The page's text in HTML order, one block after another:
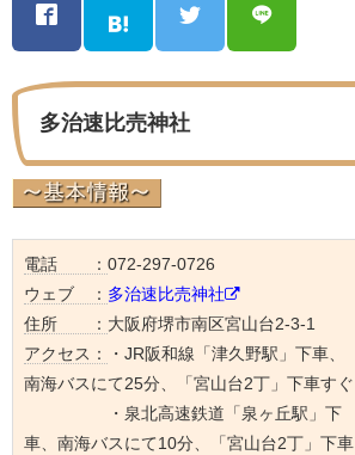
多治速比売神社
電話 ： 072-297-0726
ウェブ ： 多治速比売神社
住所 ： 大阪府堺市南区宮山台2-3-1
アクセス：
・JR阪和線「津久野駅」下車、
南海バスにて25分、「宮山台2丁」下車すぐ
・泉北高速鉄道「泉ヶ丘駅」下
車、南海バスにて10分、「宮山台2丁」下車